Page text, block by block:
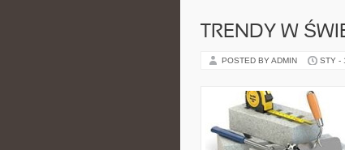
TRENDY W
POSTED BY ADMIN STY -